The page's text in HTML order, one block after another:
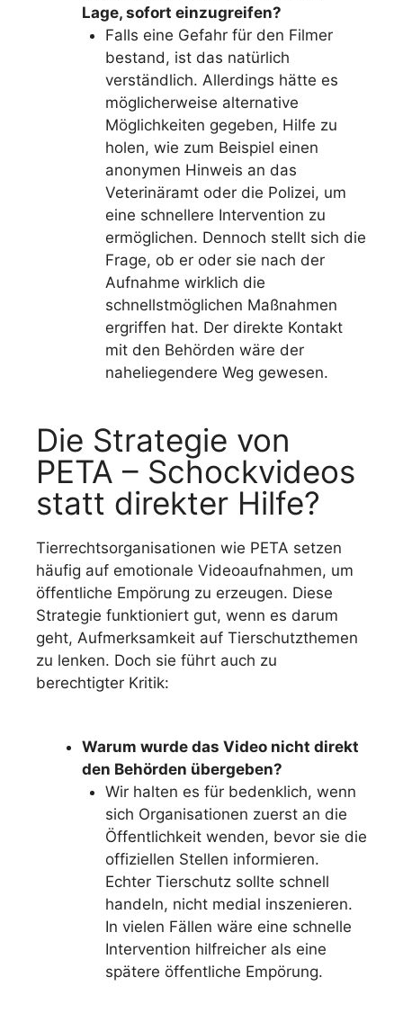
Lage, sofort einzugreifen?
Falls eine Gefahr für den Filmer
bestand, ist das natürlich
verständlich. Allerdings hätte es
möglicherweise alternative
Möglichkeiten gegeben, Hilfe zu
holen, wie zum Beispiel einen
anonymen Hinweis an das
Veterinäramt oder die Polizei, um
eine schnellere Intervention zu
ermöglichen. Dennoch stellt sich die
Frage, ob er oder sie nach der
Aufnahme wirklich die
schnellstmöglichen Maßnahmen
ergriffen hat. Der direkte Kontakt
mit den Behörden wäre der
naheliegendere Weg gewesen.
Die Strategie von
PETA – Schockvideos
statt direkter Hilfe?
Tierrechtsorganisationen wie PETA setzen
häufig auf emotionale Videoaufnahmen, um
öffentliche Empörung zu erzeugen. Diese
Strategie funktioniert gut, wenn es darum
geht, Aufmerksamkeit auf Tierschutzthemen
zu lenken. Doch sie führt auch zu
berechtigter Kritik:
Warum wurde das Video nicht direkt
den Behörden übergeben?
Wir halten es für bedenklich, wenn
sich Organisationen zuerst an die
Öffentlichkeit wenden, bevor sie die
offiziellen Stellen informieren.
Echter Tierschutz sollte schnell
handeln, nicht medial inszenieren.
In vielen Fällen wäre eine schnelle
Intervention hilfreicher als eine
spätere öffentliche Empörung.